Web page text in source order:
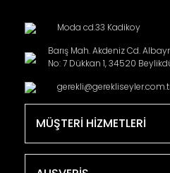
Moda cd.33 Kadikoy
Barış Mah. Akdeniz Cd.
No: 7 Dükkan 1, 34520
MÜŞTERİ HİZMETLERİ